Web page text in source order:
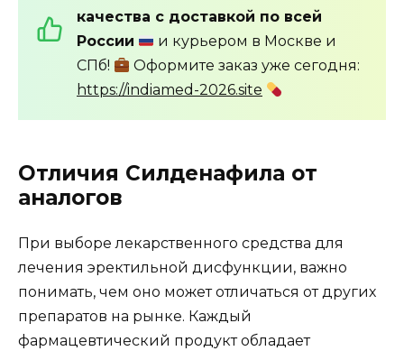
качества с доставкой по всей
России
и курьером в Москве и
СПб!
Оформите заказ уже сегодня:
https://indiamed-2026.site
Отличия Силденафила от
аналогов
При выборе лекарственного средства для
лечения эректильной дисфункции, важно
понимать, чем оно может отличаться от других
препаратов на рынке. Каждый
фармацевтический продукт обладает